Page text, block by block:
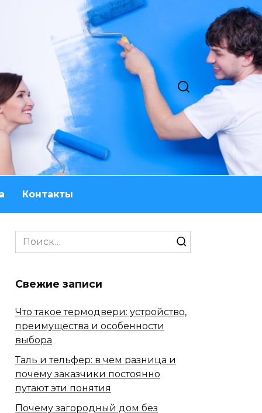
Контакты
Search
for:
Свежие записи
Что такое термодвери: устройство,
преимущества и особенности
выбора
Таль и тельфер: в чем разница и
почему заказчики постоянно
путают эти понятия
Почему загородный дом без